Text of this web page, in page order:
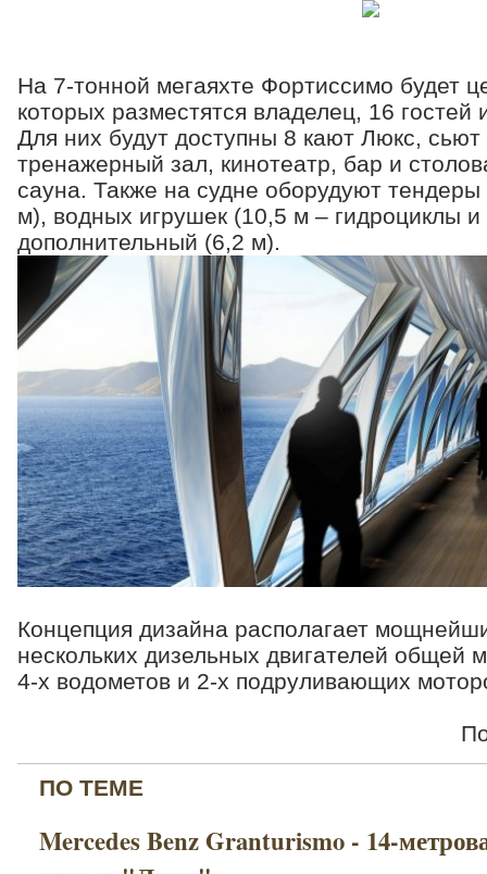
На 7-тонной мегаяхте Фортиссимо будет
которых разместятся владелец, 16 гостей
Для них будут доступны 8 кают Люкс,
тренажерный зал, кинотеатр, бар и
сауна. Также на судне оборудуют
м), водных игрушек (10,5 м – гидроциклы и
дополнительный (6,2 м).
Концепция дизайна располагает
нескольких дизельных двигателей общей
4-x водометов и 2-х подруливающих
ПО ТЕМЕ
Mercedes Benz Granturismo - 14-